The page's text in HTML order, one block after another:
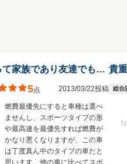
車は私にとって家族であり友達でもあります
5点 2013/03/22投稿
燃費最優先にすると車種は選べ
ませんし、スポーツタイプの形
や最高速を最優先すれば燃費が
かなり悪くなりますが、この車
は丁度真ん中のタイプの車だと
思います。他の車に比べてスポ
貴
総合